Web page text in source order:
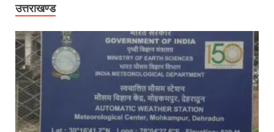
उत्तराखण्ड